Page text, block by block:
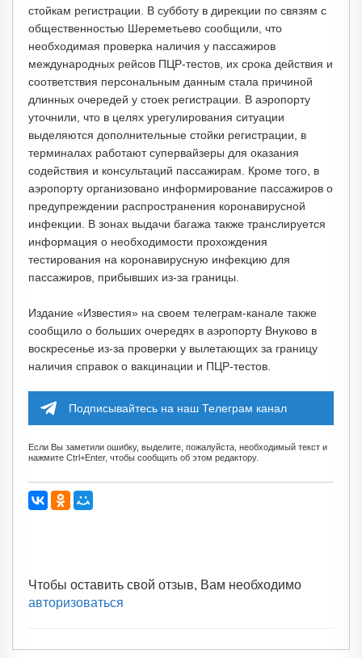
стойкам регистрации. В субботу в дирекции по связям с
общественностью Шереметьево сообщили, что
необходимая проверка наличия у пассажиров
международных рейсов ПЦР-тестов, их срока действия и
соответствия персональным данным стала причиной
длинных очередей у стоек регистрации. В аэропорту
уточнили, что в целях урегулирования ситуации
выделяются дополнительные стойки регистрации, в
терминалах работают супервайзеры для оказания
содействия и консультаций пассажирам. Кроме того, в
аэропорту организовано информирование пассажиров о
предупреждении распространения коронавирусной
инфекции. В зонах выдачи багажа также транслируется
информация о необходимости прохождения
тестирования на коронавирусную инфекцию для
пассажиров, прибывших из-за границы.
Издание «Известия» на своем телеграм-канале также
сообщило о больших очередях в аэропорту Внуково в
воскресенье из-за проверки у вылетающих за границу
наличия справок о вакцинации и ПЦР-тестов.
Подписывайтесь на наш Телеграм канал
Если Вы заметили ошибку, выделите, пожалуйста, необходимый текст и
нажмите Ctrl+Enter, чтобы сообщить об этом редактору.
Чтобы оставить свой отзыв, Вам необходимо
авторизоваться